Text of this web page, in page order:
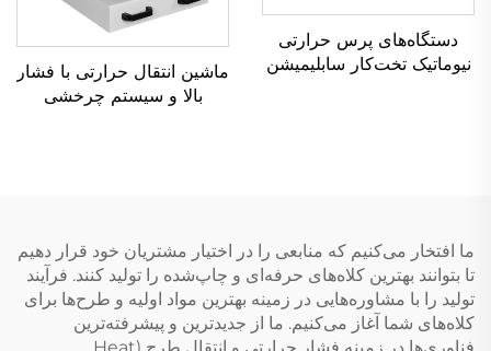
دستگاه‌های پرس حرارتی
نیوماتیک تخت‌کار سابلیمیشن
ماشین انتقال حرارتی با فشار
بالا و سیستم چرخشی
ما افتخار می‌کنیم که منابعی را در اختیار مشتریان خود قرار دهیم
تا بتوانند بهترین کلاه‌های حرفه‌ای و چاپ‌شده را تولید کنند. فرآیند
تولید را با مشاوره‌هایی در زمینه بهترین مواد اولیه و طرح‌ها برای
کلاه‌های شما آغاز می‌کنیم. ما از جدیدترین و پیشرفته‌ترین